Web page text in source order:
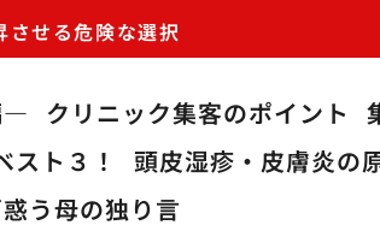
させる危険な選択
― クリニック集客のポイント
ト３！
頭皮湿疹・皮膚炎の
う母の独り言